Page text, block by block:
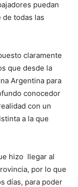
puedan
de todas las
claramente
que desde la
Argentina para
conocedor
con un
a la que
hizo llegar al
por lo que
días, para poder